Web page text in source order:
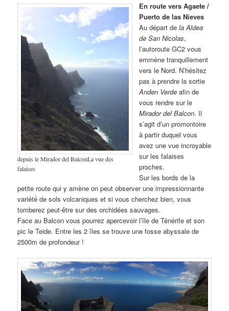
depuis le Mirador del BalconLa vue des
falaises
En route vers Agaete /
Puerto de las Nieves
Au départ dela Aldea
de San Nicolas,
l’autoroute GC2 vous
emmène tranquillement
vers le Nord. N’hésitez
pas à prendre la sortie
Anden Verde afin de
vous rendre sur le
Mirador del Balcon. Il
s’agit d’un promontoire
à partir duquel vous
avez une vue incroyable
sur les falaises
proches.
Sur les bords de la
petite route qui y amène on peut observer une impressionnante
variété de sols volcaniques et si vous cherchez bien, vous
tomberez peut-être sur des orchidées sauvages.
Face au Balcon vous pourrez apercevoir l’île de Ténérife et son
pic le Teide. Entre les 2 îles se trouve une fosse abyssale de
2500m de profondeur !